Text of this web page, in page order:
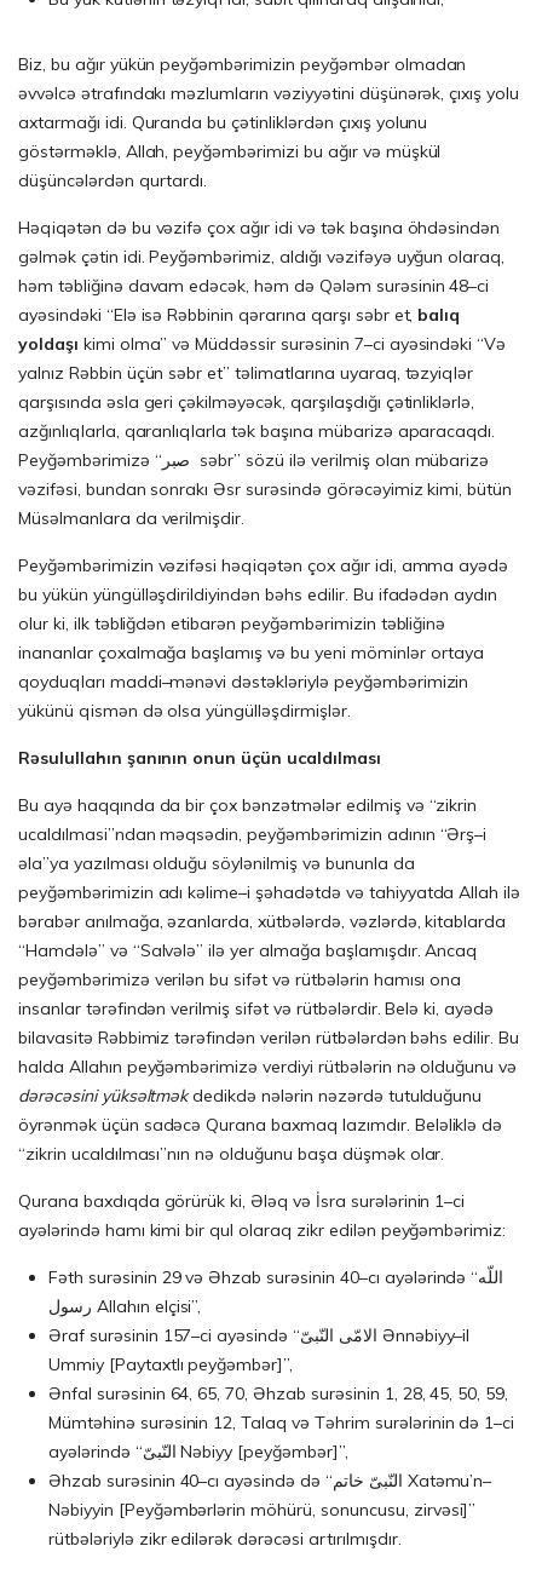
Biz, bu ağır yükün peyğəmbərimizin peyğəmbər olmadan
əvvəlcə ətrafındakı məzlumların vəziyyətini düşünərək, çıxış yolu
axtarmağı idi. Quranda bu çətinliklərdən çıxış yolunu
göstərməklə, Allah, peyğəmbərimizi bu ağır və müşkül
düşüncələrdən qurtardı.
Həqiqətən də bu vəzifə çox ağır idi və tək başına öhdəsindən
gəlmək çətin idi. Peyğəmbərimiz, aldığı vəzifəyə uyğun olaraq,
həm təbliğinə davam edəcək, həm də Qələm surəsinin 48–ci
ayəsindəki “Elə isə Rəbbinin qərarına qarşı səbr et, balıq
yoldaşı kimi olma” və Müddəssir surəsinin 7–ci ayəsindəki “Və
yalnız Rəbbin üçün səbr et” təlimatlarına uyaraq, təzyiqlər
qarşısında əsla geri çəkilməyəcək, qarşılaşdığı çətinliklərlə,
azğınlıqlarla, qaranlıqlarla tək başına mübarizə aparacaqdı.
Peyğəmbərimizə “صبر səbr” sözü ilə verilmiş olan mübarizə
vəzifəsi, bundan sonrakı Əsr surəsində görəcəyimiz kimi, bütün
Müsəlmanlara da verilmişdir.
Peyğəmbərimizin vəzifəsi həqiqətən çox ağır idi, amma ayədə
bu yükün yüngülləşdirildiyindən bəhs edilir. Bu ifadədən aydın
olur ki, ilk təbliğdən etibarən peyğəmbərimizin təbliğinə
inananlar çoxalmağa başlamış və bu yeni möminlər ortaya
qoyduqları maddi–mənəvi dəstəkləriylə peyğəmbərimizin
yükünü qismən də olsa yüngülləşdirmişlər.
Rəsulullahın şanının onun üçün ucaldılması
Bu ayə haqqında da bir çox bənzətmələr edilmiş və “zikrin
ucaldılmasi”ndan məqsədin, peyğəmbərimizin adının “Ərş–i
əla”ya yazılması olduğu söylənilmiş və bununla da
peyğəmbərimizin adı kəlime–i şəhadətdə və tahiyyatda Allah ilə
bərabər anılmağa, əzanlarda, xütbələrdə, vəzlərdə, kitablarda
“Hamdələ” və “Salvələ” ilə yer almağa başlamışdır. Ancaq
peyğəmbərimizə verilən bu sifət və rütbələrin hamısı ona
insanlar tərəfindən verilmiş sifət və rütbələrdir. Belə ki, ayədə
bilavasitə Rəbbimiz tərəfindən verilən rütbələrdən bəhs edilir. Bu
halda Allahın peyğəmbərimizə verdiyi rütbələrin nə olduğunu və
dərəcəsini yüksəltməkdedikdə nələrin nəzərdə tutulduğunu
öyrənmək üçün sadəcə Qurana baxmaq lazımdır. Beləliklə də
“zikrin ucaldılması”nın nə olduğunu başa düşmək olar.
Qurana baxdıqda görürük ki, Ələq və İsra surələrinin 1–ci
ayələrində hamı kimi bir qul olaraq zikr edilən peyğəmbərimiz:
Fəth surəsinin 29 və Əhzab surəsinin 40–cı ayələrində “اللّه
رسول Allahın elçisi”,
Əraf surəsinin 157–ci ayəsində “الامّى النّبىّ Ənnəbiyy–il
Ummiy [Paytaxtlı peyğəmbər]”,
Ənfal surəsinin 64, 65, 70, Əhzab surəsinin 1, 28, 45, 50, 59,
Mümtəhinə surəsinin 12, Talaq və Təhrim surələrinin də 1–ci
ayələrində “النّبىّ Nəbiyy [peyğəmbər]”,
Əhzab surəsinin 40–cı ayəsində də “النّبىّ خاتم Xatəmu’n–
Nəbiyyin [Peyğəmbərlərin möhürü, sonuncusu, zirvəsi]”
rütbələriylə zikr edilərək dərəcəsi artırılmışdır.